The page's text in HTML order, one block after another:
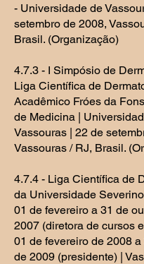
- Universidade de
setembro de 2008,
Brasil. (Organização)
4.7.3 - I Simpósio de
Liga Científica de
Acadêmico Fróes da
de Medicina |
Vassouras | 22 de
Vassouras / RJ, Brasil.
4.7.4 - Liga Científica de
da Universidade
01 de fevereiro a 31 de
2007 (diretora de cursos
01 de fevereiro de 2008
de 2009 (presidente) |